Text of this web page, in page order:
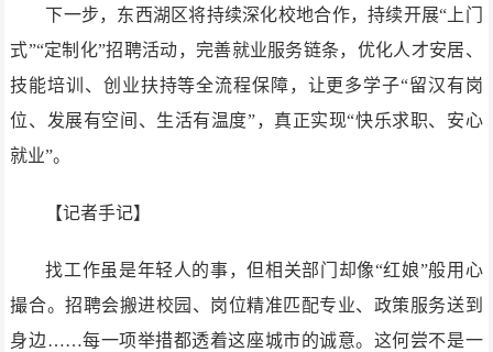
下一步，东西湖区将持续深化校地合作，持续开展“上门
式”“定制化”招聘活动，完善就业服务链条，优化人才安居、
技能培训、创业扶持等全流程保障，让更多学子“留汉有岗
位、发展有空间、生活有温度”，真正实现“快乐求职、安心
就业”。
【记者手记】
找工作虽是年轻人的事，但相关部门却像“红娘”般用心
撮合。招聘会搬进校园、岗位精准匹配专业、政策服务送到
身边……每一项举措都透着这座城市的诚意。这何尝不是一